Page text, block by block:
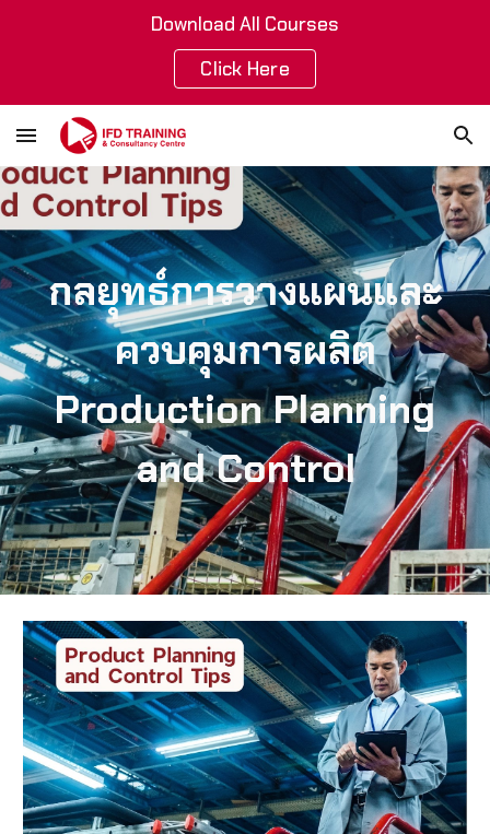
Download All Courses
Click Here
กลยุทธ์การวางแผนและ
ควบคุมการผลิต
Production Planning
and Control